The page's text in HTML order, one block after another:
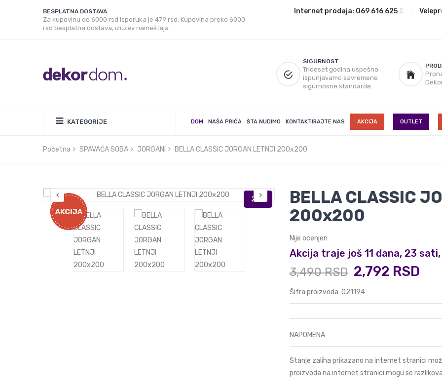
BESPLATNA DOSTAVA
Za kupovinu do 6000 rsd isporuka je 479 rsd. Kupovina preko 6000
rsd besplatna dostava, izuzev nameštaja.
Internet prodaja: 069 616 625
SIGURNOST
Trideset godina uspešno
ispunjavamo savremene
sigurnosne standarde.
KATEGORIJE DOM NAŠA PRIČA ŠTA NUDIMO KONTAKTIRAJTE NAS AKCIJA OUTLET
Početna SPAVAĆA SOBA JORGANI BELLA CLASSIC JORGAN LETNJI 200x200
BELLA CLASSIC
200x200
Nije ocenjen
Akcija traje još 11 dana, 23
3,490 RSD 2,792 RSD
Šifra proizvoda: 021194
NAPOMENA:
Stanje zaliha prikazano na internet stranici
proizvoda na internet stranici mogu se